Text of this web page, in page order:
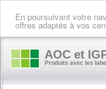
En poursuivant votre
offres adaptés à vos
AOC et
Produits avec les